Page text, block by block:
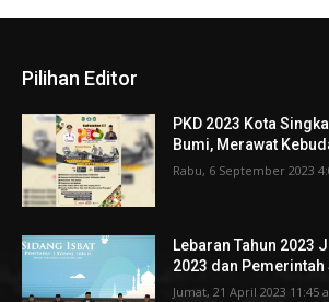
Pilihan Editor
PKD 2023 Kota
Bumi, Merawat
Rabu, 6 September 2023
Lebaran Tahun 2023
2023 dan Pemerintah
Jumat, 21 April 2023 11:45